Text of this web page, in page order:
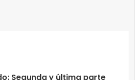
Segunda y última parte